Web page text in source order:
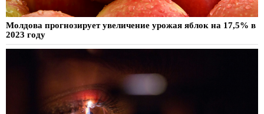
Молдова прогнозирует увеличение урожая яблок на 17,5% в
2023 году